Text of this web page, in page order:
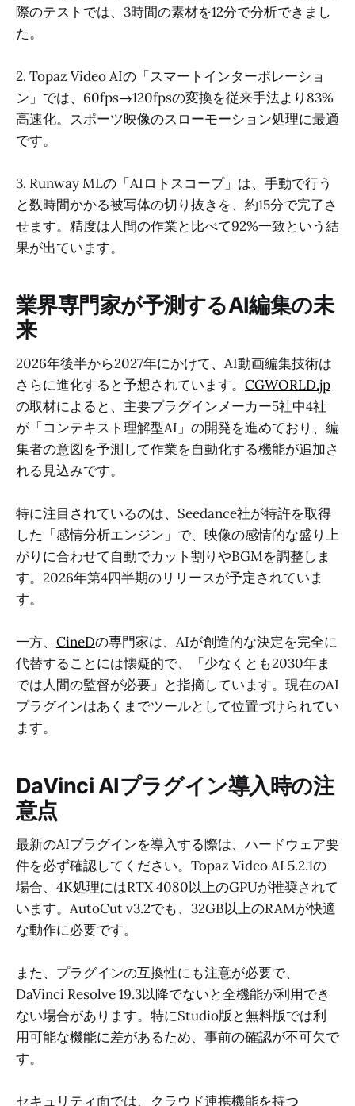
際のテストでは、3時間の素材を12分で分析できまし
た。
2. Topaz Video AIの「スマートインターポレーショ
ン」では、60fps→120fpsの変換を従来手法より83%
高速化。スポーツ映像のスローモーション処理に最適
です。
3. Runway MLの「AIロトスコープ」は、手動で行う
と数時間かかる被写体の切り抜きを、約15分で完了さ
せます。精度は人間の作業と比べて92%一致という結
果が出ています。
業界専門家が予測するAI編集の未
来
2026年後半から2027年にかけて、AI動画編集技術は
さらに進化すると予想されています。 CGWORLD.jp
の取材によると、主要プラグインメーカー5社中4社
が「コンテキスト理解型AI」の開発を進めており、編
集者の意図を予測して作業を自動化する機能が追加さ
れる見込みです。
特に注目されているのは、Seedance社が特許を取得
した「感情分析エンジン」で、映像の感情的な盛り上
がりに合わせて自動でカット割りやBGMを調整しま
す。2026年第4四半期のリリースが予定されていま
す。
一方、 CineDの専門家は、AIが創造的な決定を完全に
代替することには懐疑的で、「少なくとも2030年ま
では人間の監督が必要」と指摘しています。現在のAI
プラグインはあくまでツールとして位置づけられてい
ます。
DaVinci AIプラグイン導入時の注
意点
最新のAIプラグインを導入する際は、ハードウェア要
件を必ず確認してください。Topaz Video AI 5.2.1の
場合、4K処理にはRTX 4080以上のGPUが推奨されて
います。AutoCut v3.2でも、32GB以上のRAMが快適
な動作に必要です。
また、プラグインの互換性にも注意が必要で、
DaVinci Resolve 19.3以降でないと全機能が利用でき
ない場合があります。特にStudio版と無料版では利
用可能な機能に差があるため、事前の確認が不可欠で
す。
セキュリティ面では、クラウド連携機能を持つ